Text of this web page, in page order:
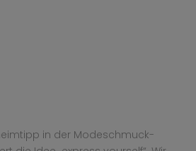
in der Modeschmuck-